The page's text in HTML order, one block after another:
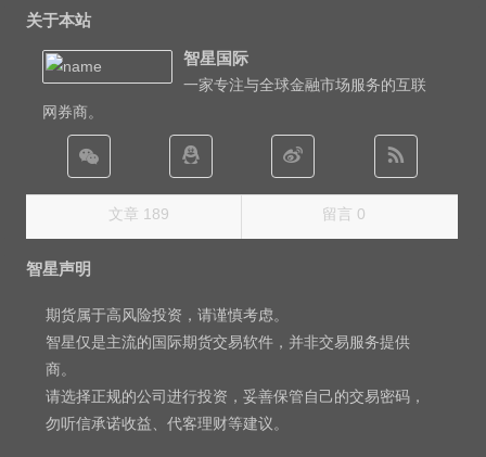
关于本站
智星国际
一家专注与全球金融市场服务的互联
网券商。
文章 189 留言 0
智星声明
期货属于高风险投资，请谨慎考虑。
智星仅是主流的国际期货交易软件，并非交易服务提供
商。
请选择正规的公司进行投资，妥善保管自己的交易密码，
勿听信承诺收益、代客理财等建议。